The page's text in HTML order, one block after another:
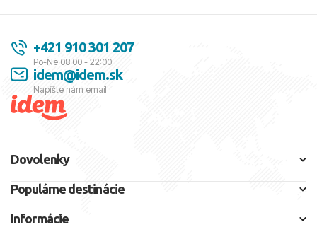
+421 910 301 207
Po-Ne 08:00 - 22:00
idem@idem.sk
Napíšte nám email
Dovolenky
Populárne destinácie
Informácie